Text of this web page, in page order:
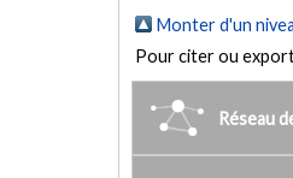
Monter d'un
Pour citer ou
Réseau